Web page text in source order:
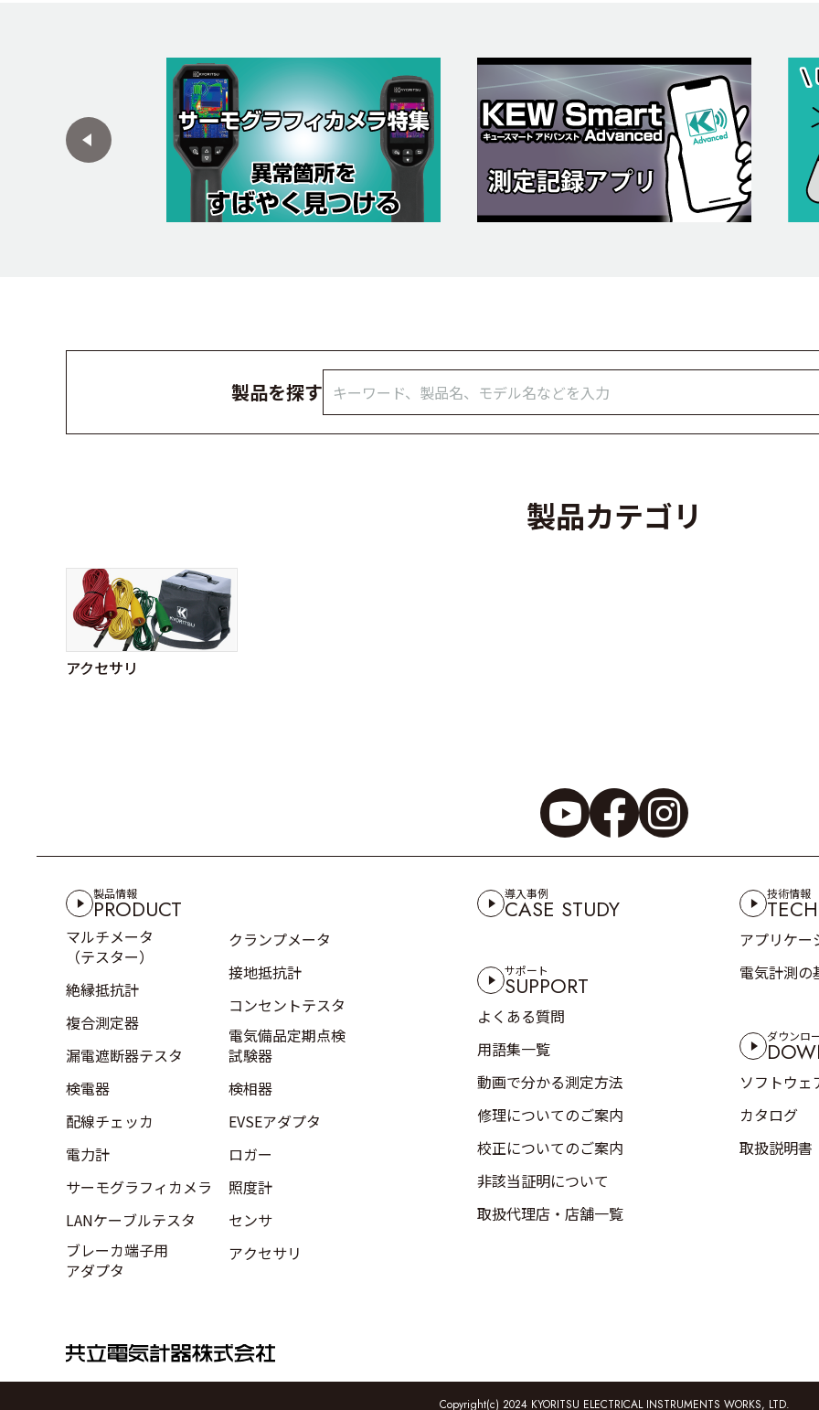
製品を探す
製品カテゴリ
アクセサリ
製品情報
PRODUCT
マルチメータ
（テスター）
絶縁抵抗計
複合測定器
漏電遮断器テスタ
検電器
配線チェッカ
電力計
サーモグラフィカメラ
LANケーブルテスタ
ブレーカ端子用
アダプタ
クランプメータ
接地抵抗計
コンセントテスタ
電気備品定期点検
試験器
検相器
EVSEアダプタ
ロガー
照度計
センサ
アクセサリ
導入事例
CASE STUDY
サポート
SUPPORT
よくある質問
用語集一覧
動画で分かる測定方法
修理についてのご案内
校正についてのご案内
非該当証明について
取扱代理店・店舗一覧
技術情報
アプリケー
電気計測の
ダウンロ
ソフトウェ
カタログ
取扱説明書
Copyright(c) 2024 KYORITSU ELECTRICAL INSTRUMENTS WORKS, LTD.